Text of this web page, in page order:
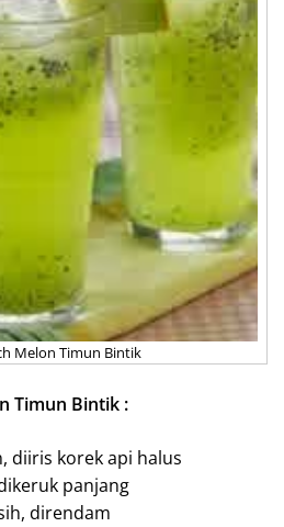
Melon Timun Bintik
Timun Bintik :
diiris korek api halus
panjang
direndam